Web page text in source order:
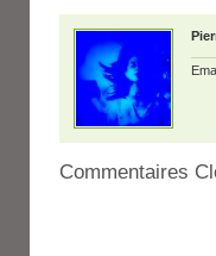
Commentaires